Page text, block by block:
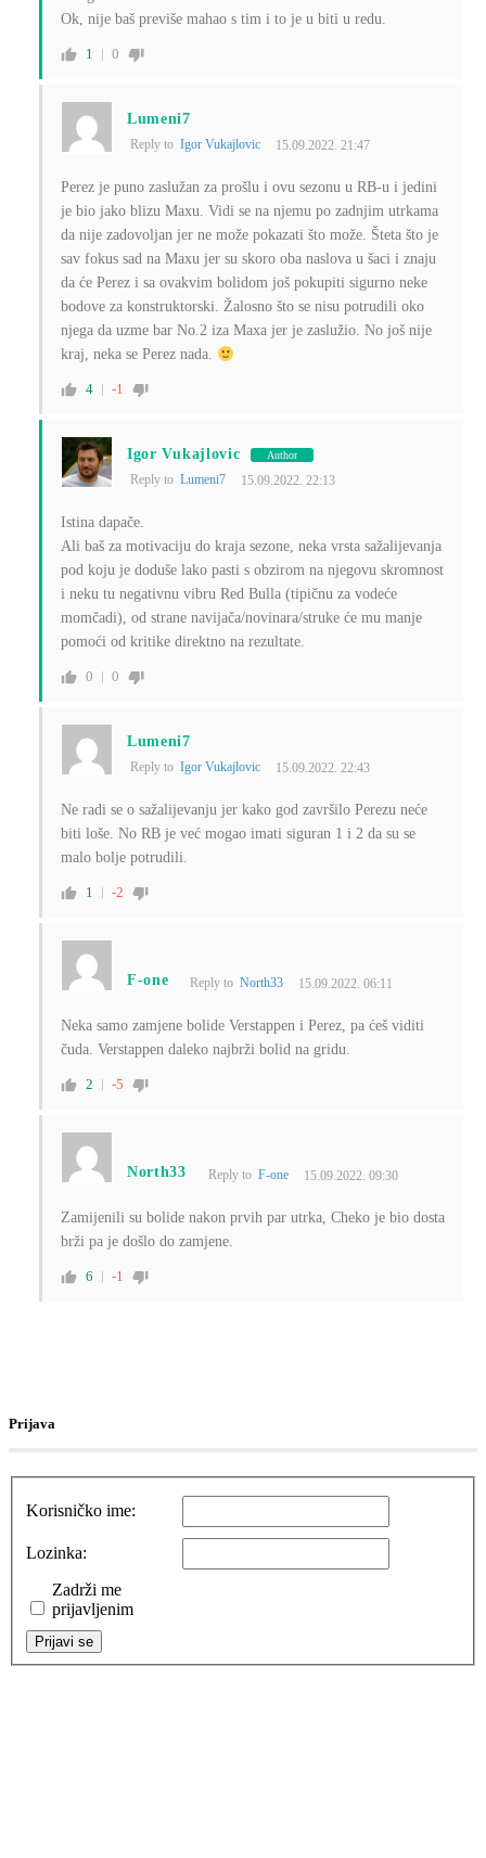
Ok, nije baš previše mahao s tim i to je u biti u redu.
1 0
Lumeni7
Reply to Igor Vukajlovic 15.09.2022. 21:47
Perez je puno zaslužan za prošlu i ovu sezonu u RB-u i jedini
je bio jako blizu Maxu. Vidi se na njemu po zadnjim utrkama
da nije zadovoljan jer ne može pokazati što može. Šteta što je
sav fokus sad na Maxu jer su skoro oba naslova u šaci i znaju
da će Perez i sa ovakvim bolidom još pokupiti sigurno neke
bodove za konstruktorski. Žalosno što se nisu potrudili oko
njega da uzme bar No.2 iza Maxa jer je zaslužio. No još nije
kraj, neka se Perez nada.
4 -1
Igor Vukajlovic Author
Reply to Lumeni7 15.09.2022. 22:13
Istina dapače.
Ali baš za motivaciju do kraja sezone, neka vrsta sažalijevanja
pod koju je doduše lako pasti s obzirom na njegovu skromnost
i neku tu negativnu vibru Red Bulla (tipičnu za vodeće
momčadi), od strane navijača/novinara/struke će mu manje
pomoći od kritike direktno na rezultate.
0 0
Lumeni7
Reply to Igor Vukajlovic 15.09.2022. 22:43
Ne radi se o sažalijevanju jer kako god završilo Perezu neće
biti loše. No RB je već mogao imati siguran 1 i 2 da su se
malo bolje potrudili.
1 -2
F-one Reply toNorth33 15.09.2022. 06:11
Neka samo zamjene bolide Verstappen i Perez, pa ćeš viditi
čuda. Verstappen daleko najbrži bolid na gridu.
2 -5
North33 Reply to F-one 15.09.2022. 09:30
Zamijenili su bolide nakon prvih par utrka, Cheko je bio dosta
brži pa je došlo do zamjene.
6 -1
Prijava
Korisničko ime:
Lozinka:
Zadrži me
prijavljenim
Prijavi se